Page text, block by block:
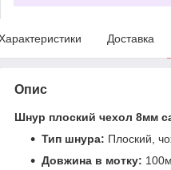
Доставка
Опис
Шнур плоский чехол 8мм
Тип шнура: Плоский,
Довжина в мотку: 100м